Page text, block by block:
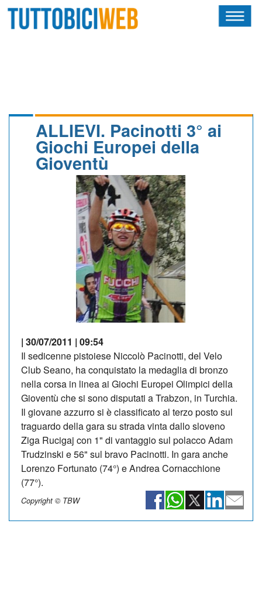
CALENDARIO
ALLIEVI. Pacinotti 3° ai
Giochi Europei della
Gioventù
| 30/07/2011 | 09:54
Il sedicenne pistoiese Niccolò Pacinotti, del Velo
Club Seano, ha conquistato la medaglia di bronzo
nella corsa in linea ai Giochi Europei Olimpici della
Gioventù che si sono disputati a Trabzon, in Turchia.
Il giovane azzurro si è classificato al terzo posto sul
traguardo della gara su strada vinta dallo sloveno
Ziga Rucigaj con 1" di vantaggio sul polacco Adam
Trudzinski e 56" sul bravo Pacinotti. In gara anche
Lorenzo Fortunato (74°) e Andrea Cornacchione
(77°).
Copyright © TBW